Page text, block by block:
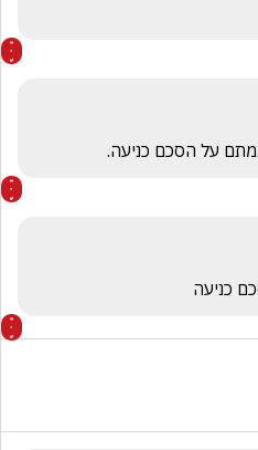
על הסכם כניעה.
כניעה